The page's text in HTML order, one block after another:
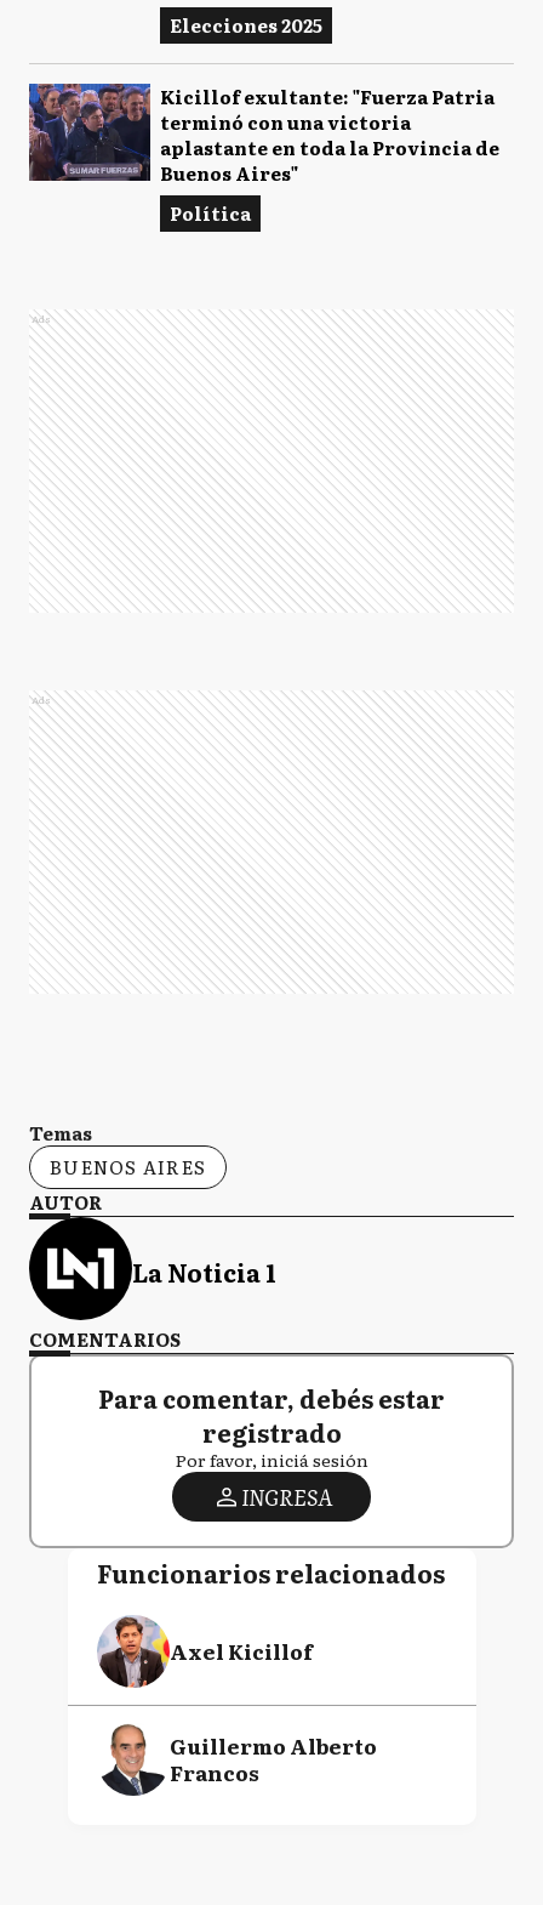
Elecciones 2025
Kicillof exultante: "Fuerza Patria
terminó con una victoria
aplastante en toda la Provincia de
Buenos Aires"
Política
Ads
Ads
Temas
BUENOS AIRES
AUTOR
La Noticia 1
COMENTARIOS
Para comentar, debés estar
registrado
Por favor, iniciá sesión
INGRESA
Funcionarios relacionados
Axel Kicillof
Guillermo Alberto
Francos